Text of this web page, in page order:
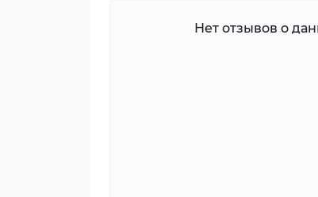
Нет отзывов о